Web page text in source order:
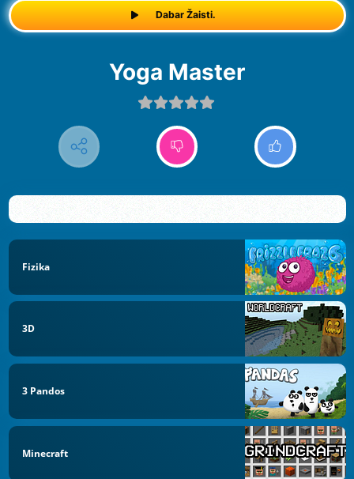
Dabar Žaisti.
Yoga Master
Fizika
3D
3 Pandos
Minecraft